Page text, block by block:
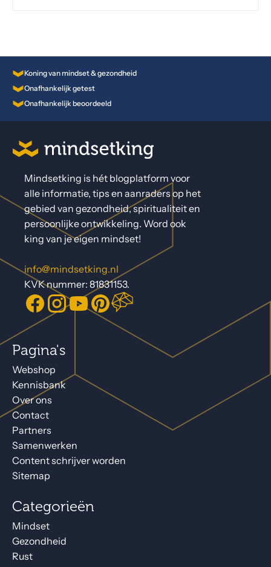
Koning van mindset & gezondheid
Onafhankelijk getest
Onafhankelijk beoordeeld
Mindsetking is hét blogplatform voor
alle informatie, tips en aanraders op het
gebied van gezondheid, spiritualiteit en
persoonlijke ontwikkeling. Word ook
king van je eigen mindset!
info@mindsetking.nl
KVK nummer: 81831153.
Pagina's
Webshop
Kennisbank
Over ons
Contact
Partners
Samenwerken
Content schrijver worden
Sitemap
Categorieën
Mindset
Gezondheid
Rust